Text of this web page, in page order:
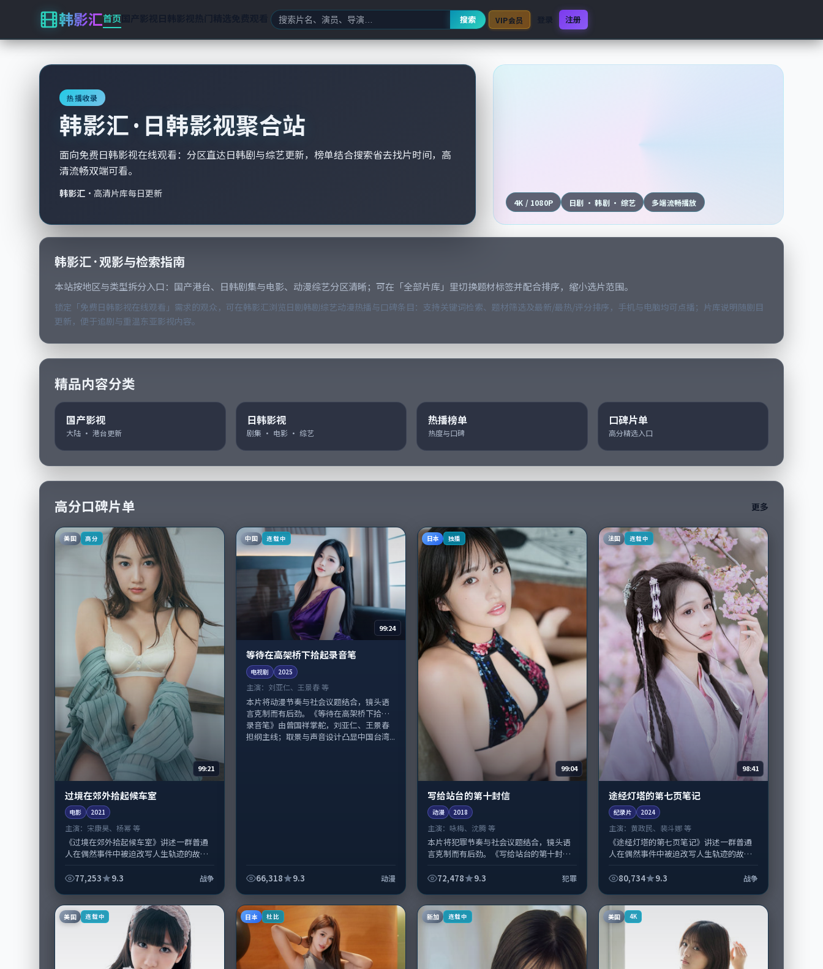
韩影汇首页 搜索 VIP会员 注册
热播收录
韩影汇 · 日韩影视聚合站
面向免费日韩影视在线观看：分区直达日韩剧与综艺更新，榜单结合搜索省去找片时间，高
清流畅双端可看。
韩影汇 · 高清片库每日更新
4K / 1080P 日剧 · 韩剧 · 综艺 多端流畅播放
韩影汇 · 观影与检索指南
本站按地区与类型拆分入口：国产港台、日韩剧集与电影、动漫综艺分区清晰；可在「全部片库」里切换题材标签并配合排序，缩小选片范围。
锁定「免费日韩影视在线观看」需求的观众，可在韩影汇浏览日剧韩剧综艺动漫热播与口碑条目：支持关键词检索、题材筛选及最新/最热/评分排序，手机与电脑均可点播；片库说明随剧目
更新，便于追剧与重温东亚影视内容。
精品内容分类
国产影视
大陆 · 港台更新
日韩影视
剧集 · 电影 · 综艺
热播榜单
热度与口碑
口碑片单
高分精选入口
高分口碑片单 更多
美国 高分
99:21
过境在郊外拾起候车室
电影 2021
主演： 宋康昊、杨幂 等
《过境在郊外拾起候车室》讲述一群普通
人在偶然事件中被迫改写人生轨迹的故
头。导演郭帆擅长留白叙事，宋康昊、杨
77,253 9.3 战争
中国 连载中
99:24
等待在高架桥下拾起录音笔
电视剧 2025
主演： 刘亚仁、王景春 等
本片将动漫节奏与社会议题结合，镜头语
言克制而有后劲。《等待在高架桥下拾起
录音笔》由曾国祥掌舵，刘亚仁、王景春
担纲主线；取景与声音设计凸显中国台湾...
66,318 9.3 动漫
日本 独播
99:04
写给站台的第十封信
动漫 2018
主演： 咏梅、沈腾 等
本片将犯罪节奏与社会议题结合，镜头语
言克制而有后劲。《写给站台的第十封
线；取景与声音设计凸显日本城市质感，
72,478 9.3 犯罪
法国 连载中
98:41
途经灯塔的第七页笔记
纪录片 2024
主演： 黄政民、裴斗娜 等
《途经灯塔的第七页笔记》讲述一群普通
人在偶然事件中被迫改写人生轨迹的故
头。导演陈凯歌擅长留白叙事，黄政民、
80,734 9.3 战争
美国 连载中 日本 杜比 新加 连载中 美国 4K